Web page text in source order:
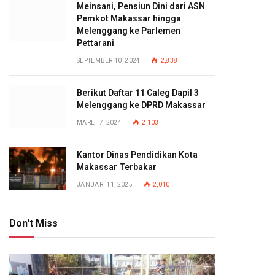
Meinsani, Pensiun Dini dari ASN
Pemkot Makassar hingga
Melenggang ke Parlemen
Pettarani
SEPTEMBER 10, 2024 2,838
Berikut Daftar 11 Caleg Dapil 3
Melenggang ke DPRD Makassar
MARET 7, 2024 2,103
Kantor Dinas Pendidikan Kota
Makassar Terbakar
JANUARI 11, 2025 2,010
Don't Miss